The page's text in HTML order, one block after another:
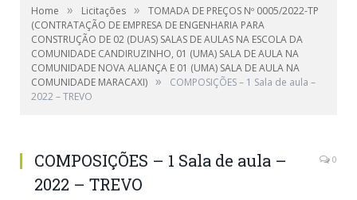
Home » Licitações »
TOMADA DE PREÇOS Nº 0005/2022-TP
(CONTRATAÇÃO DE EMPRESA DE ENGENHARIA PARA
CONSTRUÇÃO DE 02 (DUAS) SALAS DE AULAS NA ESCOLA DA
COMUNIDADE CANDIRUZINHO, 01 (UMA) SALA DE AULA NA
COMUNIDADE NOVA ALIANÇA E 01 (UMA) SALA DE AULA NA
COMUNIDADE MARACAXI) »
COMPOSIÇÕES – 1 Sala de aula –
2022 – TREVO
COMPOSIÇÕES – 1 Sala de aula –
2022 – TREVO
0